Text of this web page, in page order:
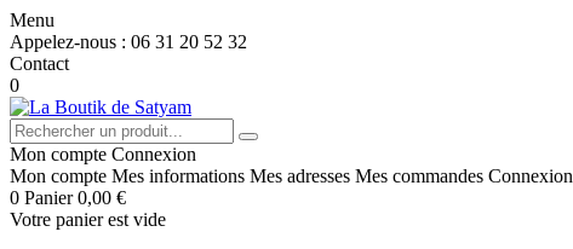
Menu
Appelez-nous : 06 31 20 52 32
Contact
0
Mon compte Connexion
Mon compte Mes informations Mes adresses Mes commandes Connexion
0 Panier 0,00 €
Votre panier est vide